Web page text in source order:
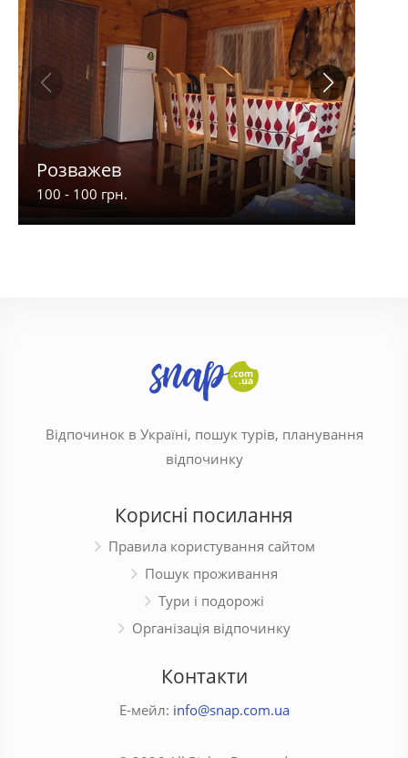
Розважев
100 - 100 грн.
Відпочинок в Україні, пошук турів, планування
відпочинку
Корисні посилання
Правила користування сайтом
Пошук проживання
Тури і подорожі
Організація відпочинку
Контакти
Е-мейл: info@snap.com.ua